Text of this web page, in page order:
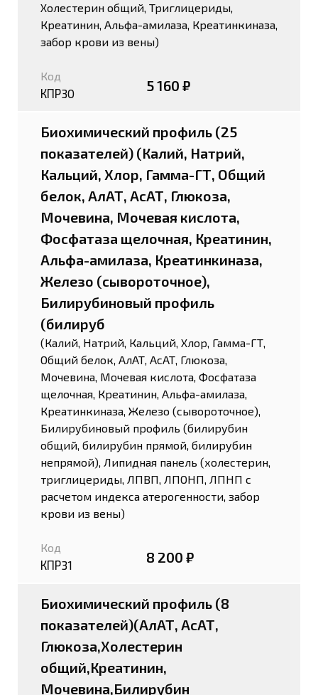
Холестерин общий, Триглицериды,
Креатинин, Альфа-амилаза, Креатинкиназа,
забор крови из вены)
Код
КПР30 5 160 ₽
Биохимический профиль (25
показателей) (Калий, Натрий,
Кальций, Хлор, Гамма-ГТ, Общий
белок, АлАТ, АсАТ, Глюкоза,
Мочевина, Мочевая кислота,
Фосфатаза щелочная, Креатинин,
Альфа-амилаза, Креатинкиназа,
Железо (сывороточное),
Билирубиновый профиль
(билируб
(Калий, Натрий, Кальций, Хлор, Гамма-ГТ,
Общий белок, АлАТ, АсАТ, Глюкоза,
Мочевина, Мочевая кислота, Фосфатаза
щелочная, Креатинин, Альфа-амилаза,
Креатинкиназа, Железо (сывороточное),
Билирубиновый профиль (билирубин
общий, билирубин прямой, билирубин
непрямой), Липидная панель (холестерин,
триглицериды, ЛПВП, ЛПОНП, ЛПНП с
расчетом индекса атерогенности, забор
крови из вены)
Код
КПР31 8 200 ₽
Биохимический профиль (8
показателей)(АлАТ, АсАТ,
Глюкоза,Холестерин
общий,Креатинин,
Мочевина,Билирубин